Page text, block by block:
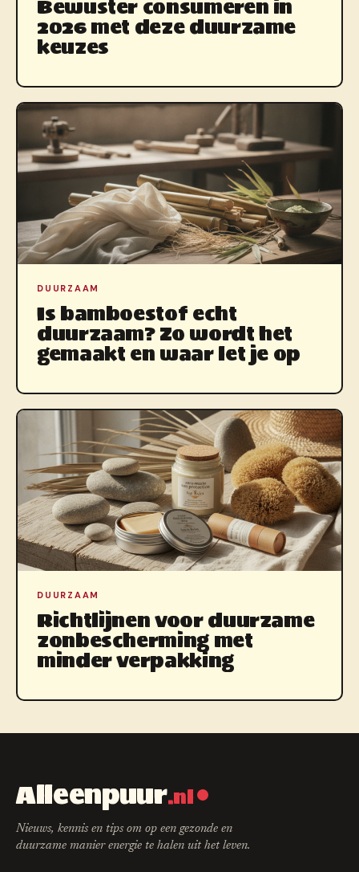
Bewuster consumeren in
2026 met deze duurzame
keuzes
DUURZAAM
Is bamboestof echt
duurzaam? Zo wordt het
gemaakt en waar let je op
DUURZAAM
Richtlijnen voor duurzame
zonbescherming met
minder verpakking
Alleenpuur.nl
Nieuws, kennis en tips om op een gezonde en
duurzame manier energie te halen uit het leven.